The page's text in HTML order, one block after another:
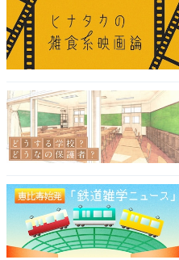
こちらもおすすめ
校」ランキン
校」、2位は？